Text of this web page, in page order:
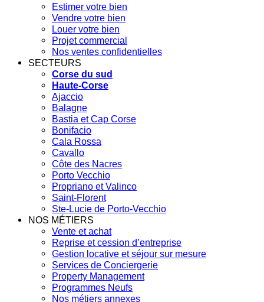
Estimer votre bien
Vendre votre bien
Louer votre bien
Projet commercial
Nos ventes confidentielles
SECTEURS
Corse du sud
Haute-Corse
Ajaccio
Balagne
Bastia et Cap Corse
Bonifacio
Cala Rossa
Cavallo
Côte des Nacres
Porto Vecchio
Propriano et Valinco
Saint-Florent
Ste-Lucie de Porto-Vecchio
NOS MÉTIERS
Vente et achat
Reprise et cession d’entreprise
Gestion locative et séjour sur mesure
Services de Conciergerie
Property Management
Programmes Neufs
Nos métiers annexes